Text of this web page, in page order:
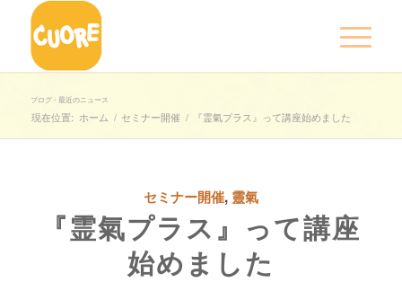
ブログ - 最近のニュース
現在位置: ホーム / セミナー開催 / 『霊氣プラス』って講座始めました
セミナー開催, 靈氣
『霊氣プラス』って講座
始めました